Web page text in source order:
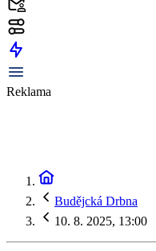
Reklama
Budějcká Drbna
10. 8. 2025, 13:00